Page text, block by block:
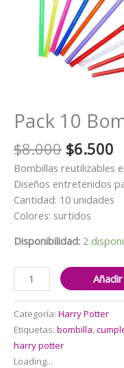
Pack 10
$8.000 El
precio
original
era:
$8.000.
$6.500
es:
Bombillas reutilizables
Diseños entretenidos
Cantidad: 10 unidades
Colores: surtidos
Disponibilidad: 2
Pack
10
Bombilla
Harry
Potter
cantidad
Categoría: Harry Potter
Etiquetas: bombilla,
harry potter
Loading...